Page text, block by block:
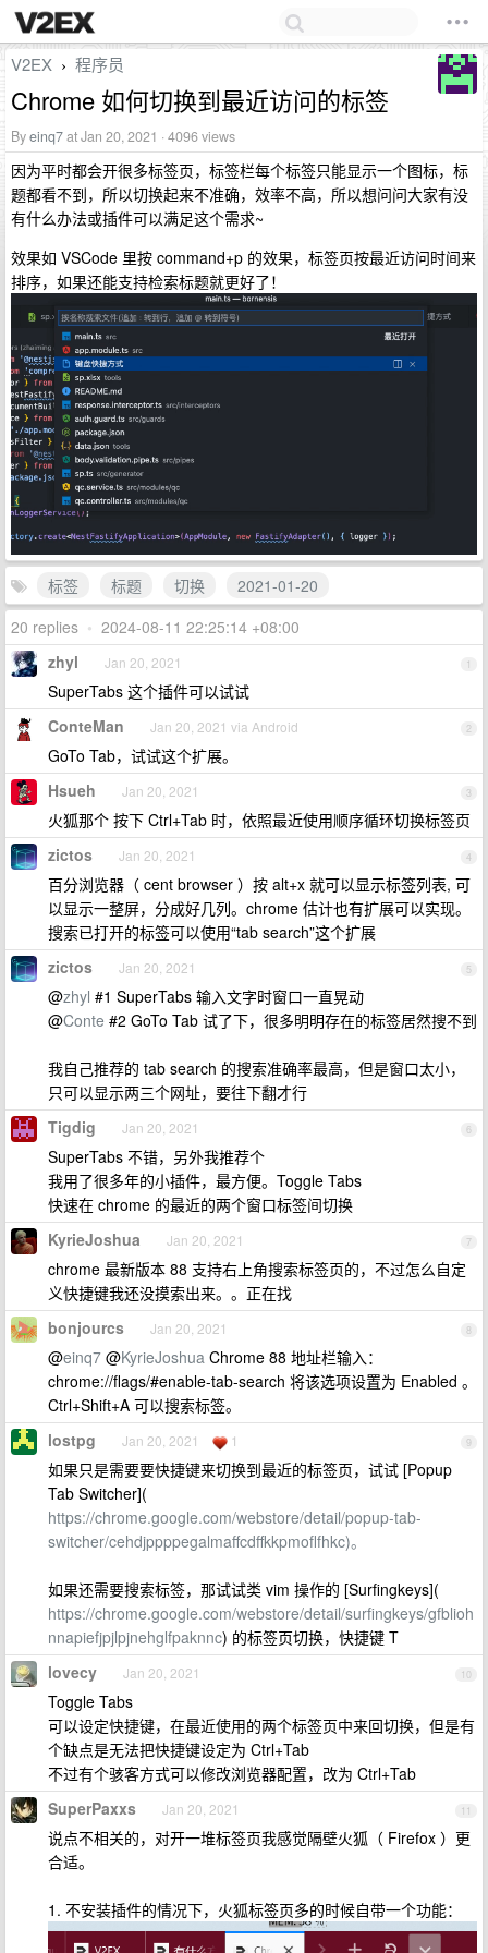
V2EX › 程序员
Chrome 如何切换到最近访问的标签
Byeinq7at Jan 20, 2021 · 4096 views
因为平时都会开很多标签页，标签栏每个标签只能显示一个图标，标
题都看不到，所以切换起来不准确，效率不高，所以想问问大家有没
有什么办法或插件可以满足这个需求~
效果如 VSCode 里按 command+p 的效果，标签页按最近访问时间来
排序，如果还能支持检索标题就更好了！
标签 标题 切换
2021-01-20
20 replies • 2024-08-11 22:25:14 +08:00
1
zhyl Jan 20, 2021
SuperTabs 这个插件可以试试
2
ConteMan Jan 20, 2021 via Android
GoTo Tab，试试这个扩展。
3
Hsueh Jan 20, 2021
火狐那个 按下 Ctrl+Tab 时，依照最近使用顺序循环切换标签页
4
zictos Jan 20, 2021
百分浏览器（ cent browser ）按 alt+x 就可以显示标签列表, 可
以显示一整屏，分成好几列。chrome 估计也有扩展可以实现。
搜索已打开的标签可以使用“tab search”这个扩展
5
zictos Jan 20, 2021
@zhyl #1 SuperTabs 输入文字时窗口一直晃动
@Conte #2 GoTo Tab 试了下，很多明明存在的标签居然搜不到
我自己推荐的 tab search 的搜索准确率最高，但是窗口太小，
只可以显示两三个网址，要往下翻才行
6
Tigdig Jan 20, 2021
SuperTabs 不错，另外我推荐个
我用了很多年的小插件，最方便。Toggle Tabs
快速在 chrome 的最近的两个窗口标签间切换
7
KyrieJoshua Jan 20, 2021
chrome 最新版本 88 支持右上角搜索标签页的，不过怎么自定
义快捷键我还没摸索出来。。正在找
8
bonjourcs Jan 20, 2021
@einq7 @KyrieJoshua Chrome 88 地址栏输入：
chrome://flags/#enable-tab-search 将该选项设置为 Enabled 。
Ctrl+Shift+A 可以搜索标签。
9
lostpg Jan 20, 2021 1
如果只是需要要快捷键来切换到最近的标签页，试试 [Popup
Tab Switcher](
https://chrome.google.com/webstore/detail/popup-tab-
switcher/cehdjppppegalmaffcdffkkpmoflfhkc)。
如果还需要搜索标签，那试试类 vim 操作的 [Surfingkeys](
https://chrome.google.com/webstore/detail/surfingkeys/gfblioh
nnapiefjpjlpjnehglfpaknnc) 的标签页切换，快捷键 T
10
lovecy Jan 20, 2021
Toggle Tabs
可以设定快捷键，在最近使用的两个标签页中来回切换，但是有
个缺点是无法把快捷键设定为 Ctrl+Tab
不过有个骇客方式可以修改浏览器配置，改为 Ctrl+Tab
11
SuperPaxxs Jan 20, 2021
说点不相关的，对开一堆标签页我感觉隔壁火狐（ Firefox ）更
合适。
1. 不安装插件的情况下，火狐标签页多的时候自带一个功能：